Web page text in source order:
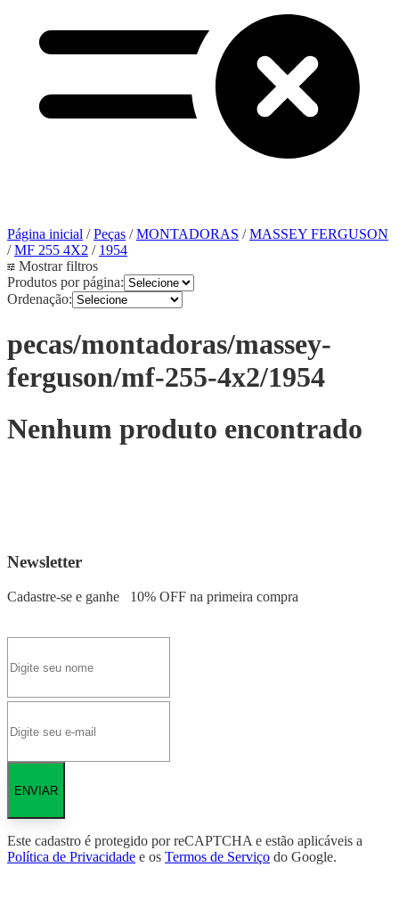
Página inicial /Peças /MONTADORAS /MASSEY FERGUSON
/MF 255 4X2 / 1954
Mostrar filtros
Produtos por página:
Ordenação:
pecas/montadoras/massey-
ferguson/mf-255-4x2/1954
Nenhum produto encontrado
Newsletter
Cadastre-se e ganhe 10% OFF na primeira compra
ENVIAR
Este cadastro é protegido por reCAPTCHA e estão aplicáveis a
Política de Privacidade e os Termos de Serviço do Google.